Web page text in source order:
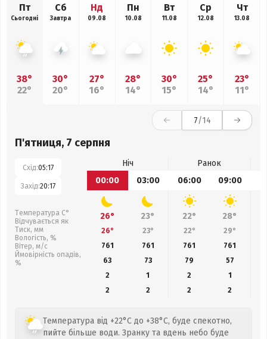
Пт
Сьогодні
38°
22°
Сб
Завтра
30°
20°
Нд
09.08
27°
16°
Пн
10.08
28°
14°
Вт
11.08
30°
15°
Ср
12.08
25°
14°
Чт
13.08
23°
11°
7/14
П'ятниця, 7 серпня
Схід:05:17
Захід:20:17
Температура С°
Відчувається як
Тиск, мм
Вологість, %
Вітер, м/с
Ймовірність опадів,
%
Ніч
Ранок
00:00
03:00 06:00 09:00
26° 23° 22° 28°
26° 23° 22° 29°
761
761 761 761
63
73 79
57
2
1 2
1
2
2 2 2
Температура від +22°C до +38°C, буде спекотно,
пийте більше води. Зранку та вдень небо буде